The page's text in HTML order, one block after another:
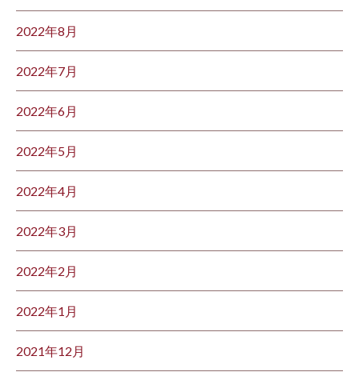
2022年8月
2022年7月
2022年6月
2022年5月
2022年4月
2022年3月
2022年2月
2022年1月
2021年12月